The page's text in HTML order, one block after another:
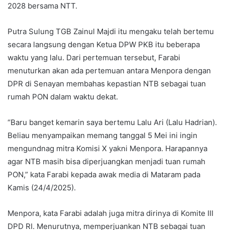
2028 bersama NTT.
Putra Sulung TGB Zainul Majdi itu mengaku telah bertemu
secara langsung dengan Ketua DPW PKB itu beberapa
waktu yang lalu. Dari pertemuan tersebut, Farabi
menuturkan akan ada pertemuan antara Menpora dengan
DPR di Senayan membahas kepastian NTB sebagai tuan
rumah PON dalam waktu dekat.
“Baru banget kemarin saya bertemu Lalu Ari (Lalu Hadrian).
Beliau menyampaikan memang tanggal 5 Mei ini ingin
mengundnag mitra Komisi X yakni Menpora. Harapannya
agar NTB masih bisa diperjuangkan menjadi tuan rumah
PON,” kata Farabi kepada awak media di Mataram pada
Kamis (24/4/2025).
Menpora, kata Farabi adalah juga mitra dirinya di Komite III
DPD RI. Menurutnya, memperjuankan NTB sebagai tuan